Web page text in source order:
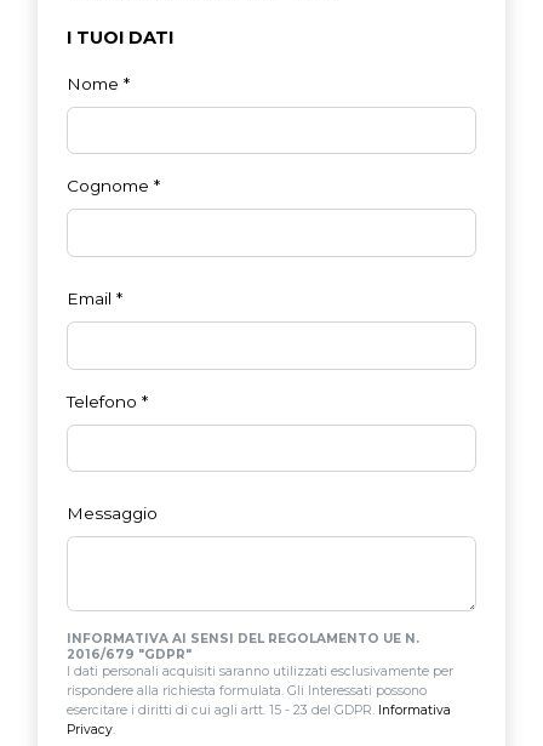
I TUOI DATI
Nome *
Cognome *
Email *
Telefono *
Messaggio
INFORMATIVA AI SENSI DEL REGOLAMENTO UE N.
2016/679 "GDPR"
I dati personali acquisiti saranno utilizzati esclusivamente per
rispondere alla richiesta formulata. Gli Interessati possono
esercitare i diritti di cui agli artt. 15 - 23 del GDPR. Informativa
Privacy.